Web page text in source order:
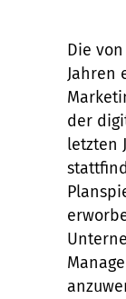
Die
Jahren
der
letzten